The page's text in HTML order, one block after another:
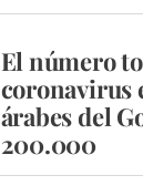
El número
coronavirus
árabes del
200.000